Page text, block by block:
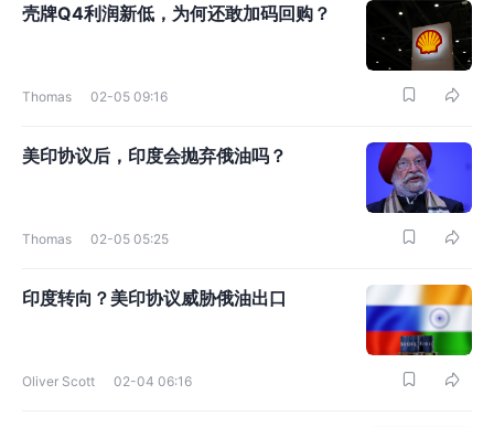
壳牌Q4利润新低，为何还敢加码回购？
Thomas 02-05 09:16
美印协议后，印度会抛弃俄油吗？
Thomas 02-05 05:25
印度转向？美印协议威胁俄油出口
Oliver Scott 02-04 06:16